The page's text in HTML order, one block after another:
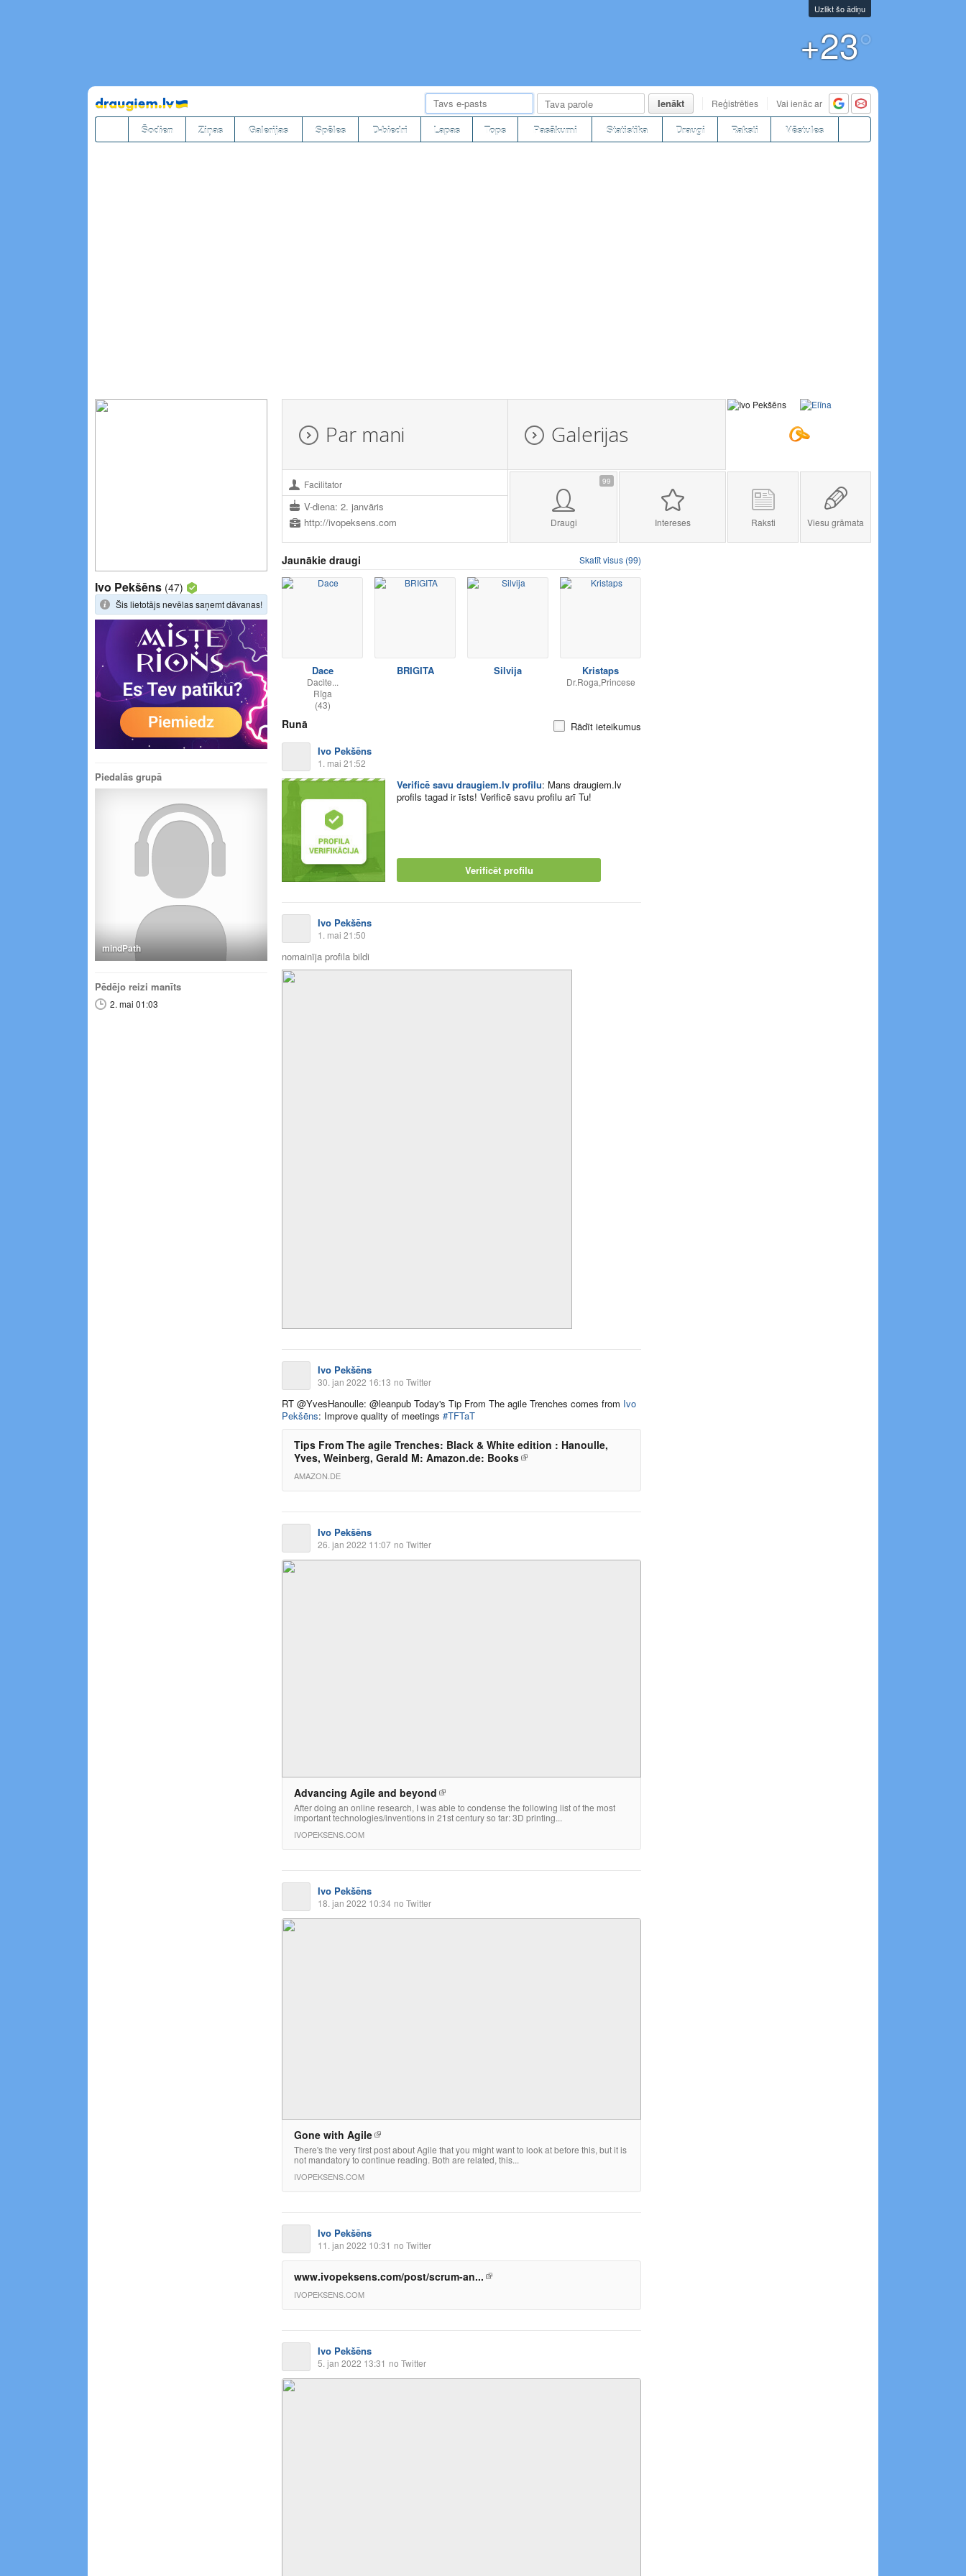
Uzlikt šo ādiņu
+23°
Pāriet
uz
saturu
Ienākt Reģistrēties Vai ienāc ar
Šodien Ziņas Galerijas Spēles D-biedri Lapas Tops Pasākumi Statistika Draugi Raksti Vēstules
Ivo Pekšēns (47)
Šis lietotājs nevēlas saņemt dāvanas!
Piedalās grupā
mindPath
Pēdējo reizi manīts
2. mai 01:03
Par mani Galerijas
Facilitator
V-diena: 2. janvāris
http://ivopeksens.com
99
Draugi Intereses Raksti Viesu grāmata
Jaunākie draugi Skatīt visus (99)
Dace
Dacìte...
Rīga
(43)
BRIGITA Silvija Kristaps
Dr.Roga,Princese
Runā
Rādīt ieteikumus
Ivo Pekšēns
1. mai 21:52
Verificē savu draugiem.lv profilu: Mans draugiem.lv
profils tagad ir īsts! Verificē savu profilu arī Tu!
Verificēt profilu
Ivo Pekšēns
1. mai 21:50
nomainīja profila bildi
Ivo Pekšēns
30. jan 2022 16:13 no Twitter
RT @YvesHanoulle: @leanpub Today's Tip From The agile Trenches comes from Ivo
Pekšēns: Improve quality of meetings #TFTaT
Tips From The agile Trenches: Black & White edition : Hanoulle,
Yves, Weinberg, Gerald M: Amazon.de: Books
AMAZON.DE
Ivo Pekšēns
26. jan 2022 11:07 no Twitter
Advancing Agile and beyond
After doing an online research, I was able to condense the following list of the most
important technologies/inventions in 21st century so far: 3D printing...
IVOPEKSENS.COM
Ivo Pekšēns
18. jan 2022 10:34 no Twitter
Gone with Agile
There's the very first post about Agile that you might want to look at before this, but it is
not mandatory to continue reading. Both are related, this...
IVOPEKSENS.COM
Ivo Pekšēns
11. jan 2022 10:31 no Twitter
www.ivopeksens.com/post/scrum-an...
IVOPEKSENS.COM
Ivo Pekšēns
5. jan 2022 13:31 no Twitter